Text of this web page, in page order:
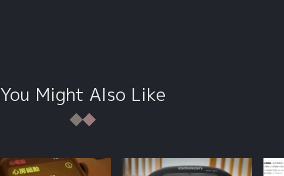
You Might Also Like